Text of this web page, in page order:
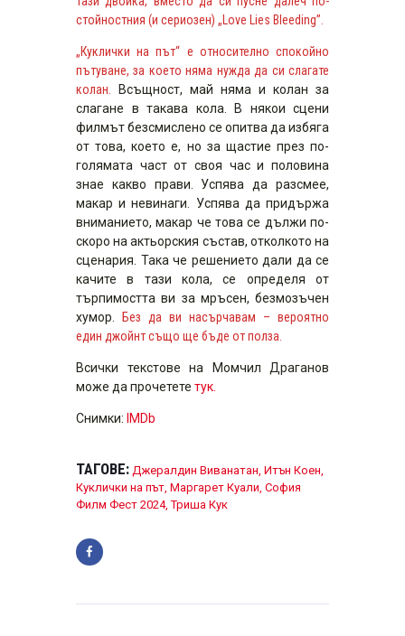
стойностния (и сериозен) „Love Lies Bleeding”.
„Куклички на път“ е относително спокойно
пътуване, за което няма нужда да си слагате
колан.
Всъщност, май няма и колан за
слагане в такава кола. В някои сцени
филмът безсмислено се опитва да избяга
от това, което е, но за щастие през по-
голямата част от своя час и половина
знае какво прави. Успява да разсмее,
макар и невинаги. Успява да придържа
вниманието, макар че това се дължи по-
скоро на актьорския състав, отколкото на
сценария. Така че решението дали да се
качите в тази кола, се определя от
търпимостта ви за мръсен, безмозъчен
хумор.
Без да ви насърчавам – вероятно
един джойнт също ще бъде от полза.
Всички текстове на Момчил Драганов
може да прочетете тук.
Снимки: IMDb
ТАГОВЕ: Джералдин Виванатан, Итън Коен,
Куклички на път, Маргарет Куали, София
Филм Фест 2024,Триша Кук